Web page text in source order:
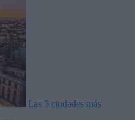
Las 5 ciudades más